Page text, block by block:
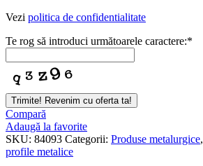
Vezi politica de confidentialitate
Te rog să introduci următoarele caractere:*
Trimite! Revenim cu oferta ta!
Compară
Adaugă la favorite
SKU: 84093 Categorii: Produse metalurgice,
profile metalice